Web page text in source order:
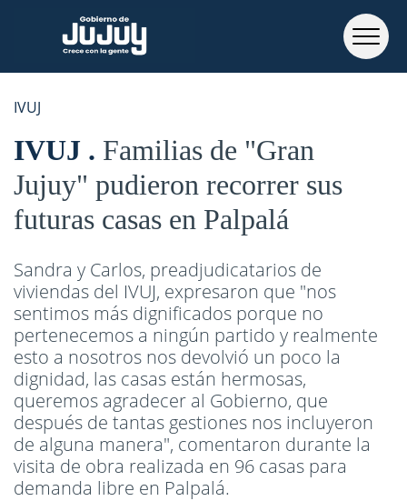
IVUJ
IVUJ
Familias de "Gran
Jujuy" pudieron recorrer sus
futuras casas en Palpalá
Sandra y Carlos, preadjudicatarios de
viviendas del IVUJ, expresaron que "nos
sentimos más dignificados porque no
pertenecemos a ningún partido y realmente
esto a nosotros nos devolvió un poco la
dignidad, las casas están hermosas,
queremos agradecer al Gobierno, que
después de tantas gestiones nos incluyeron
de alguna manera", comentaron durante la
visita de obra realizada en 96 casas para
demanda libre en Palpalá.